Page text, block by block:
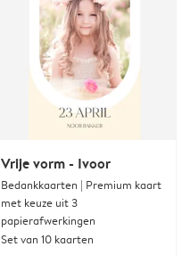
Vrije vorm - Ivoor
Bedankkaarten | Premium kaart
met keuze uit 3
papierafwerkingen
Set van 10 kaarten